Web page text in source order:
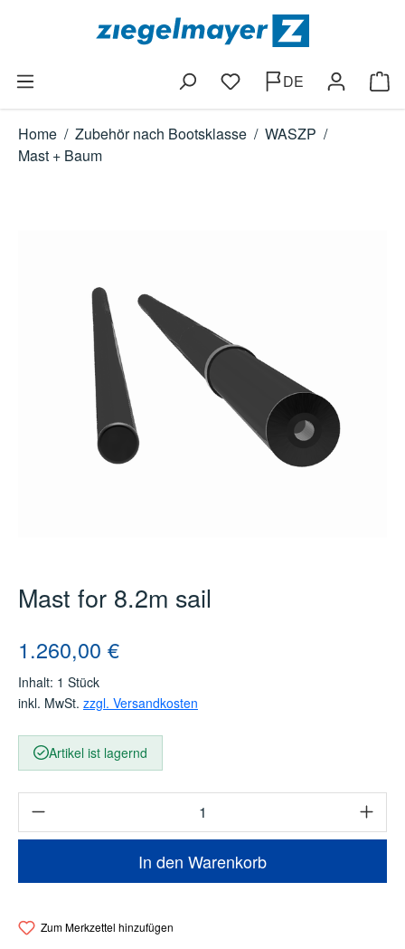
Zum Hauptinhalt springen
Du hast 0 Produkte auf
DE
Home / Zubehör nach Bootsklasse / WASZP /
Mast + Baum
Mast for 8.2m sail
Regulärer Preis:
1.260,00 €
Inhalt: 1 Stück
inkl. MwSt. zzgl. Versandkosten
Artikel ist lagernd
Produkt Anzahl: Gib den gewünschten
In den Warenkorb
Zum Merkzettel hinzufügen